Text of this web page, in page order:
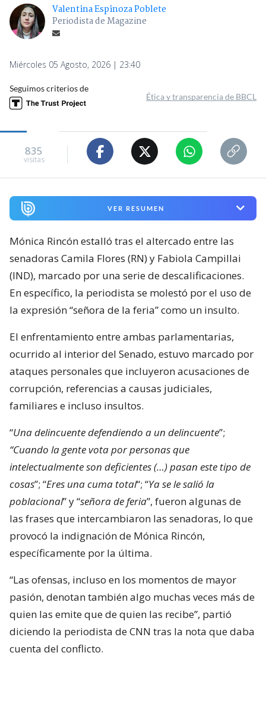
Valentina Espinoza Poblete
Periodista de Magazine
Miércoles 05 Agosto, 2026 | 23:40
Seguimos criterios de
Ética y transparencia de BBCL
835
visitas
VER RESUMEN
Mónica Rincón estalló tras el altercado entre las
senadoras Camila Flores (RN) y Fabiola Campillai
(IND), marcado por una serie de descalificaciones.
En específico, la periodista se molestó por el uso de
la expresión “señora de la feria” como un insulto.
El enfrentamiento entre ambas parlamentarias,
ocurrido al interior del Senado, estuvo marcado por
ataques personales que incluyeron acusaciones de
corrupción, referencias a causas judiciales,
familiares e incluso insultos.
“Una delincuente defendiendo a un delincuente”;
“Cuando la gente vota por personas que
intelectualmente son deficientes (…) pasan este tipo de
cosas”; “Eres una cuma total“; “Ya se le salió la
poblacional” y “señora de feria”, fueron algunas de
las frases que intercambiaron las senadoras, lo que
provocó la indignación de Mónica Rincón,
específicamente por la última.
“Las ofensas, incluso en los momentos de mayor
pasión, denotan también algo muchas veces más de
quien las emite que de quien las recibe”, partió
diciendo la periodista de CNN tras la nota que daba
cuenta del conflicto.